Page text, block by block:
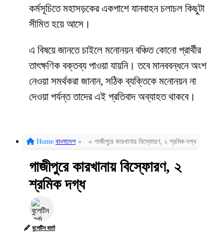
কর্মসূচিতে মহাসড়কের একপাশে যানবাহন চলাচল কিছুটা
সীমিত হয়ে আসে।
এ বিষয়ে জানতে চাইলে মনোনয়ন বঞ্চিত কোনো প্রার্থীর
তাৎক্ষণিক বক্তব্য পাওয়া যায়নি। তবে মানববন্ধনে অংশ
নেওয়া সমর্থকরা জানান, সঠিক ব্যক্তিকে মনোনয়ন না
দেওয়া পর্যন্ত তাদের এই প্রতিবাদ অব্যাহত থাকবে।
Home বাংলাদেশ » » গাজীপুরে কারখানায় বিস্ফোরণ, ২ শ্রমিক দগ্ধ
গাজীপুরে কারখানায় বিস্ফোরণ, ২
শ্রমিক দগ্ধ
বুলেটিন বার্তা